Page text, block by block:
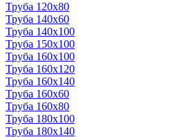
Труба 120x80
Труба 140x60
Труба 140x100
Труба 150x100
Труба 160x100
Труба 160x120
Труба 160x140
Труба 160x60
Труба 160x80
Труба 180x100
Труба 180x140